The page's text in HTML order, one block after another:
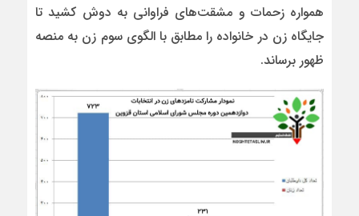
همواره زحمات و مشقت‌های فراوانی به دوش کشید تا
جایگاه زن در خانواده را مطابق با الگوی سوم زن به منصه
ظهور برساند.